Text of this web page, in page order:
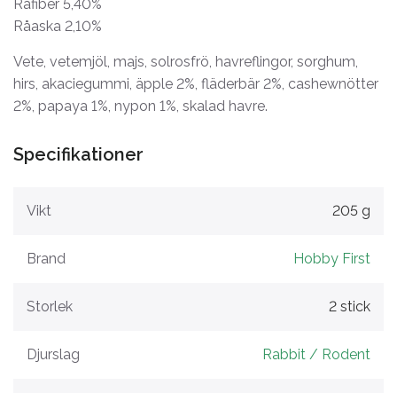
Råfiber 5,40%
Råaska 2,10%
Vete, vetemjöl, majs, solrosfrö, havreflingor, sorghum,
hirs, akaciegummi, äpple 2%, fläderbär 2%, cashewnötter
2%, papaya 1%, nypon 1%, skalad havre.
Specifikationer
Vikt 205 g
Brand Hobby First
Storlek 2 stick
Djurslag Rabbit / Rodent